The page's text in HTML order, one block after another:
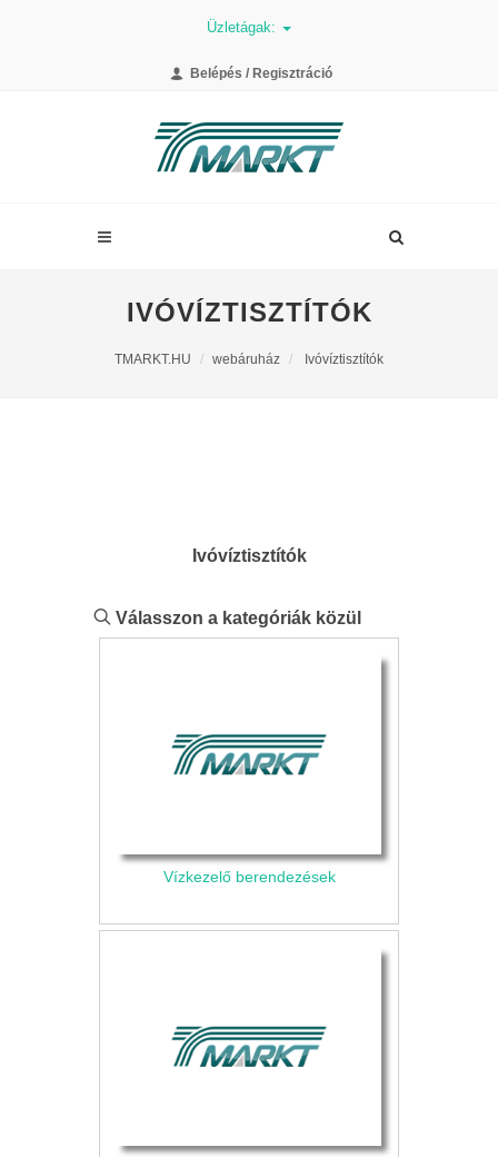
Üzletágak:
Belépés / Regisztráció
IVÓVÍZTISZTÍTÓK
TMARKT.HU webáruház Ivóvíztisztítók
Ivóvíztisztítók
Válasszon a kategóriák közül
Vízkezelő berendezések